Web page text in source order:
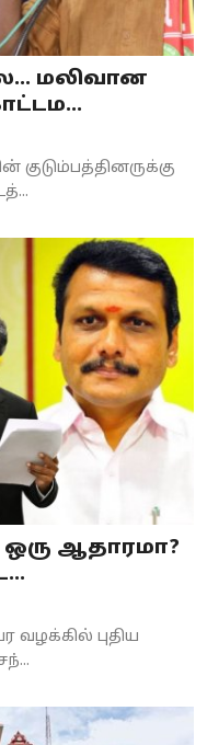
மலிவான
குடும்பத்தினருக்கு
ஒரு ஆதாரமா?
வழக்கில் புதிய